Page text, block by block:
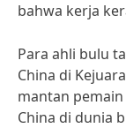
bahwa kerja
Para ahli bulu
China di
mantan
China di dunia